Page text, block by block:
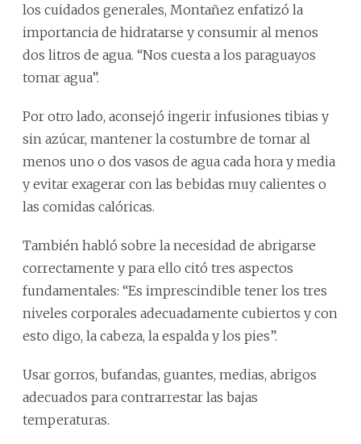
los cuidados generales, Montañez enfatizó la
importancia de hidratarse y consumir al menos
dos litros de agua. “Nos cuesta a los paraguayos
tomar agua”.
Por otro lado, aconsejó ingerir infusiones tibias y
sin azúcar, mantener la costumbre de tomar al
menos uno o dos vasos de agua cada hora y media
y evitar exagerar con las bebidas muy calientes o
las comidas calóricas.
También habló sobre la necesidad de abrigarse
correctamente y para ello citó tres aspectos
fundamentales: “Es imprescindible tener los tres
niveles corporales adecuadamente cubiertos y con
esto digo, la cabeza, la espalda y los pies”.
Usar gorros, bufandas, guantes, medias, abrigos
adecuados para contrarrestar las bajas
temperaturas.